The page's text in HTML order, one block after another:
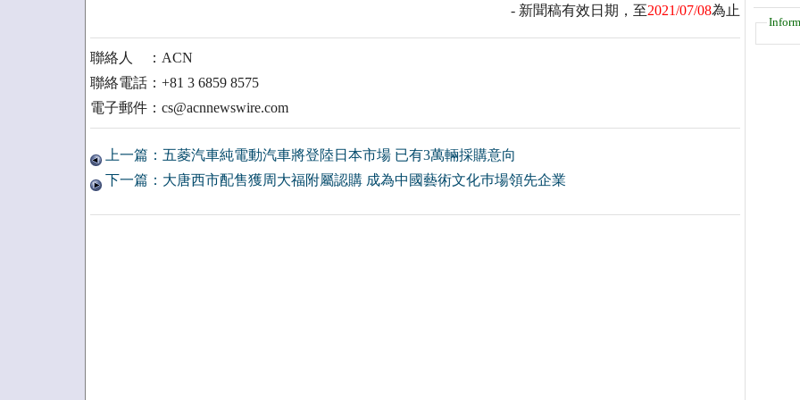
- 新聞稿有效日期，至2021/07/08為止
聯絡人 ：ACN
聯絡電話：+81 3 6859 8575
電子郵件：cs@acnnewswire.com
上一篇：五菱汽車純電動汽車將登陸日本市場 已有3萬輛採購意向
下一篇：大唐西市配售獲周大福附屬認購 成為中國藝術文化巿場領先企業